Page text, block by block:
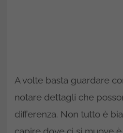
A volte basta guardare
notare dettagli che
differenza. Non tutto è